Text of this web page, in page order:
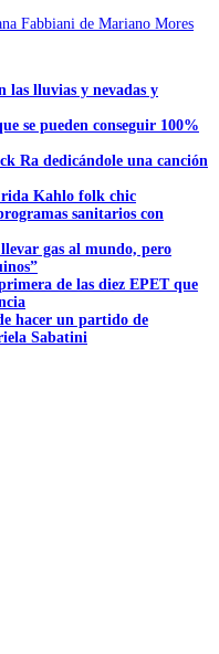
Fabbiani de Mariano Mores
las lluvias y nevadas y
se pueden conseguir 100%
Ra dedicándole una canción
Kahlo folk chic
sanitarios con
gas al mundo, pero
de las diez EPET que
hacer un partido de
Sabatini